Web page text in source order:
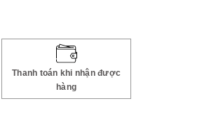
Thanh toán khi nhận được
hàng